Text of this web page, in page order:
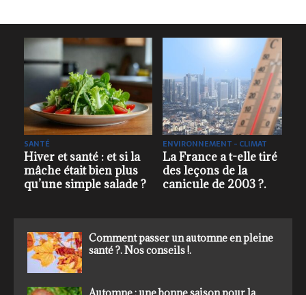
SANTÉ
Renforcer ses défenses
en hiver : nutriments et
stratégies alimentaires
SANTÉ
Printemps et vitamines
: faut-il continuer à en
prendre pour rester au
Comment passer un automne en pleine
santé ?. Nos conseils !.
Automne : une bonne saison pour la